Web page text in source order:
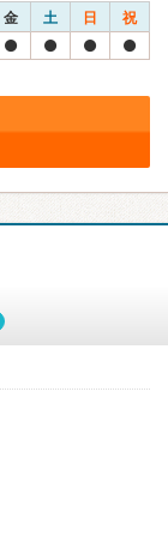
金 土 日 祝